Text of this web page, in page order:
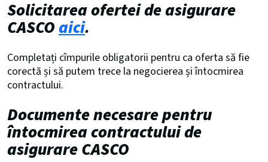
Solicitarea ofertei de asigurare
CASCOaici.
Completați cîmpurile obligatorii pentru ca oferta să fie
corectă și să putem trece la negocierea și întocmirea
contractului.
Documente necesare pentru
întocmirea contractului de
asigurare CASCO